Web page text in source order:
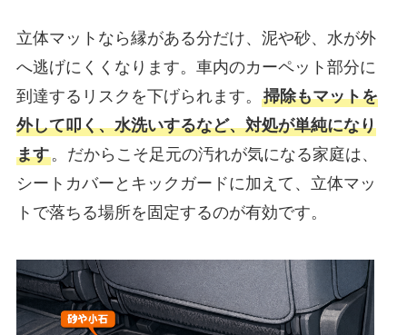
立体マットなら縁がある分だけ、泥や砂、水が外
へ逃げにくくなります。車内のカーペット部分に
到達するリスクを下げられます。 掃除もマットを
外して叩く、水洗いするなど、対処が単純になり
ます。だからこそ足元の汚れが気になる家庭は、
シートカバーとキックガードに加えて、立体マッ
トで落ちる場所を固定するのが有効です。